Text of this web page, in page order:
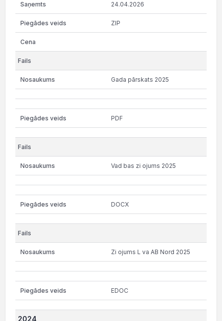
24.04.2026
ZIP
Gada pārskats 2025
PDF
Vad bas zi ojums 2025
DOCX
Zi ojums L va AB Nord 2025
EDOC
2024